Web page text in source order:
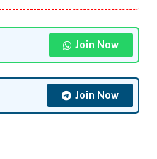
Join Now
Join Now